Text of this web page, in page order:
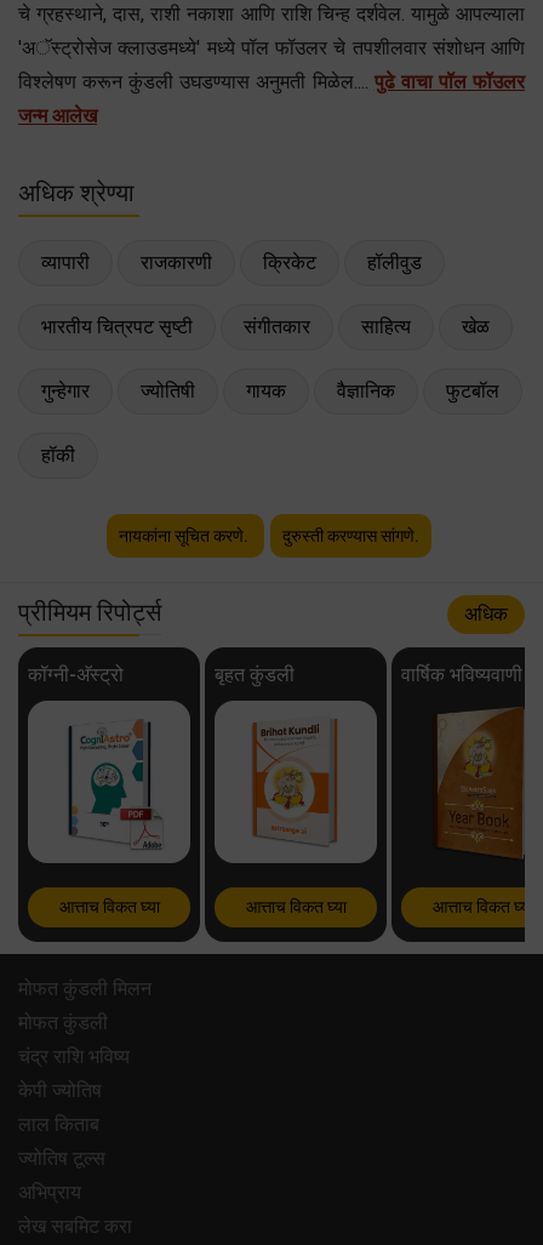
चे ग्रहस्थाने, दास, राशी नकाशा आणि राशि चिन्ह दर्शवेल. यामुळे आपल्याला
'अॅस्ट्रोसेज क्लाउडमध्ये' मध्ये पॉल फॉउलर चे तपशीलवार संशोधन आणि
विश्लेषण करून कुंडली उघडण्यास अनुमती मिळेल.... पुढे वाचा पॉल फॉउलर
जन्म आलेख
अधिक श्रेण्या
व्यापारी राजकारणी क्रिकेट हॉलीवुड
भारतीय चित्रपट सृष्टी संगीतकार साहित्य खेळ
गुन्हेगार ज्योतिषी गायक वैज्ञानिक फुटबॉल
हॉकी
नायकांना सूचित करणे. दुरुस्ती करण्यास सांगणे.
प्रीमियम रिपोर्ट्स अधिक
कॉग्नी-अ‍ॅस्ट्रो
आत्ताच विकत घ्या
बृहत कुंडली
आत्ताच विकत घ्या
वार्षिक भविष्यवाणी
आत्ताच विकत घ्या
मोफत कुंडली मिलन
मोफत कुंडली
चंद्र राशि भविष्य
केपी ज्योतिष
लाल किताब
ज्योतिष टूल्स
अभिप्राय
लेख सबमिट करा